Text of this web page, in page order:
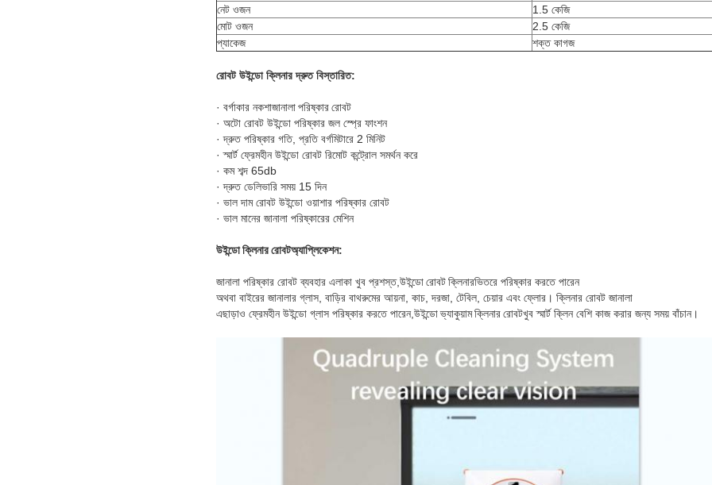
নেট ওজন
1.5 কেজি
মোট ওজন
2.5 কেজি
প্যাকেজ
শক্ত কাগজ
রোবট উইন্ডো ক্লিনার দ্রুত বিস্তারিত:
· বর্গাকার নকশাজানালা পরিষ্কার রোবট
· অটো রোবট উইন্ডো পরিষ্কার জল স্প্রে ফাংশন
· দ্রুত পরিষ্কার গতি, প্রতি বর্গমিটারে 2 মিনিট
· স্মার্ট ফ্রেমহীন উইন্ডো রোবট রিমোট কন্ট্রোল সমর্থন করে
· কম শব্দ 65db
· দ্রুত ডেলিভারি সময় 15 দিন
· ভাল দাম রোবট উইন্ডো ওয়াশার পরিষ্কার রোবট
· ভাল মানের জানালা পরিষ্কারের মেশিন
উইন্ডো ক্লিনার রোবটঅ্যাপ্লিকেশন:
জানালা পরিষ্কার রোবট ব্যবহার এলাকা খুব প্রশস্ত,উইন্ডো রোবট ক্লিনারভিতরে পরিষ্কার করতে পারেন
অথবা বাইরের জানালার গ্লাস, বাড়ির বাথরুমের আয়না, কাচ, দরজা, টেবিল, চেয়ার এবং ফ্লোর। ক্লিনার রোবট জানালা
এছাড়াও ফ্রেমহীন উইন্ডো গ্লাস পরিষ্কার করতে পারেন,উইন্ডো ভ্যাকুয়াম ক্লিনার রোবটখুব স্মার্ট ক্লিন বেশি কাজ করার জন্য সময় বাঁচান।